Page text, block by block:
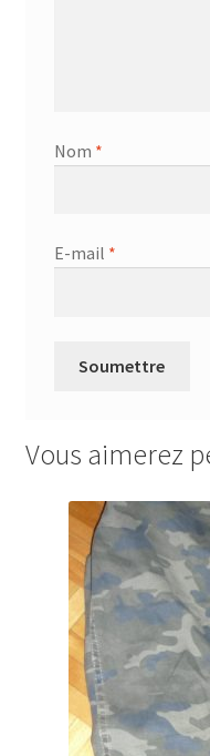
Nom *
E-mail *
Vous aimerez